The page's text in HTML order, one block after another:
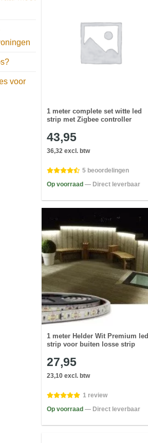
voor
1 meter complete set witte led
strip met Zigbee controller
43,95
36,32 excl. btw
5 beoordelingen
Op voorraad — Direct leverbaar
1 meter Helder Wit Premium led
strip voor buiten losse strip
27,95
23,10 excl. btw
1 review
Op voorraad — Direct leverbaar